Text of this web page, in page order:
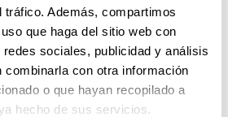
Además, compartimos
que haga del sitio web con
sociales, publicidad y análisis
combinarla con otra información
o que hayan recopilado a
hecho de sus servicios.
Componentes
Intel Xeon Legacy
Core 8MB Cache 2, 00GHz